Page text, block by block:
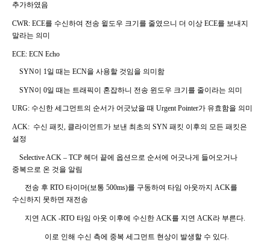
추가하였음
CWR: ECE를 수신하여 전송 윝도우 크기를 줄였으니 더 이상 ECE를 보내지
말라는 의미
ECE: ECN Echo
SYN이 1일 때는 ECN을 사용할 것임을 의미함
SYN이 0일 때는 트래픽이 혼잡하니 전송 윈도우 크기를 줄이라는 의미
URG: 수신한 세그먼트의 순서가 어긋났을 때 Urgent Pointer가 유효함을 의미
ACK: 수신 패킷, 클라이언트가 보낸 최초의 SYN 패킷 이후의 모든 패킷은
설정
Selective ACK – TCP 헤더 끝에 옵션으로 순서에 어긋나게 들어오거나
중복으로 온 것을 알림
전송 후 RTO 타이머(보통 500ms)를 구동하여 타임 아웃까지 ACK를
수신하지 못하면 재전송
지연 ACK -RTO 타임 아웃 이후에 수신한 ACK를 지연 ACK라 부른다.
이로 인해 수신 측에 중복 세그먼트 현상이 발생할 수 있다